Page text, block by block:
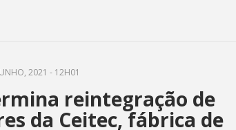
2021 - 12H01
reintegração de
da Ceitec, fábrica de